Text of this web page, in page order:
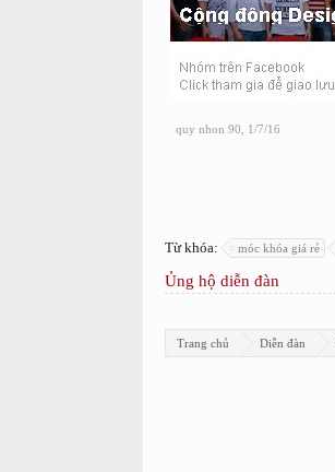
quy nhon 90 1/7/16
Từ khóa: móc khóa giá rẻ
Ủng hộ diễn đàn
Trang chủ Diễn đàn